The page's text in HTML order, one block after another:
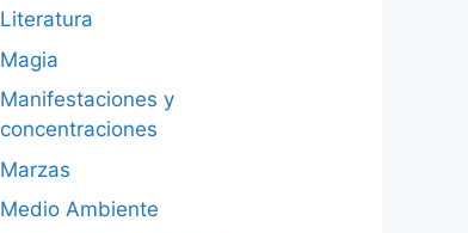
Literatura
Magia
Manifestaciones y
concentraciones
Marzas
Medio Ambiente